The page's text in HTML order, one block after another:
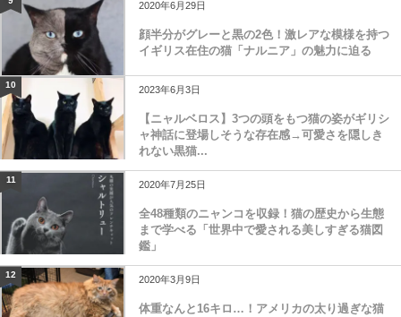
2020年6月29日
顔半分がグレーと黒の2色！激レアな模様を持つ
イギリス在住の猫「ナルニア」の魅力に迫る
10 2023年6月3日
【ニャルベロス】3つの頭をもつ猫の姿がギリシ
ャ神話に登場しそうな存在感→可愛さを隠しき
れない黒猫...
11 2020年7月25日
全48種類のニャンコを収録！猫の歴史から生態
まで学べる「世界中で愛される美しすぎる猫図
鑑」
12 2020年3月9日
体重なんと16キロ…！アメリカの太り過ぎな猫